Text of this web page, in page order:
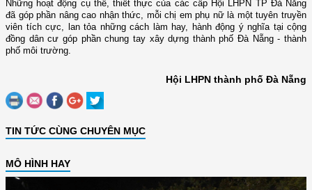
Những hoạt động cụ thể, thiết thực của các cấp Hội LHPN TP Đà Nẵng
đã góp phần nâng cao nhận thức, mỗi chị em phụ nữ là một tuyên truyền
viên tích cực, lan tỏa những cách làm hay, hành động ý nghĩa tại cộng
đồng dân cư góp phần chung tay xây dựng thành phố Đà Nẵng - thành
phố môi trường.
Hội LHPN thành phố Đà Nẵng
TIN TỨC CÙNG CHUYÊN MỤC
MÔ HÌNH HAY